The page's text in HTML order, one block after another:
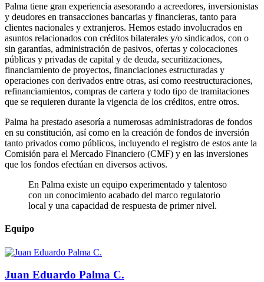
Palma tiene gran experiencia asesorando a acreedores, inversionistas
y deudores en transacciones bancarias y financieras, tanto para
clientes nacionales y extranjeros. Hemos estado involucrados en
asuntos relacionados con créditos bilaterales y/o sindicados, con o
sin garantías, administración de pasivos, ofertas y colocaciones
públicas y privadas de capital y de deuda, securitizaciones,
financiamiento de proyectos, financiaciones estructuradas y
operaciones con derivados entre otras, así como reestructuraciones,
refinanciamientos, compras de cartera y todo tipo de tramitaciones
que se requieren durante la vigencia de los créditos, entre otros.
Palma ha prestado asesoría a numerosas administradoras de fondos
en su constitución, así como en la creación de fondos de inversión
tanto privados como públicos, incluyendo el registro de estos ante la
Comisión para el Mercado Financiero (CMF) y en las inversiones
que los fondos efectúan en diversos activos.
En Palma existe un equipo experimentado y talentoso
con un conocimiento acabado del marco regulatorio
local y una capacidad de respuesta de primer nivel.
Equipo
Juan Eduardo Palma C.